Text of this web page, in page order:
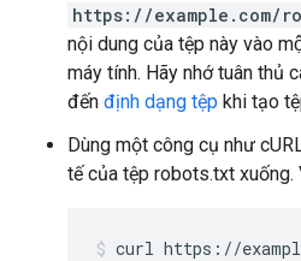
https://example.com/
nội dung của tệp này vào
máy tính. Hãy nhớ tuân thủ
đến định dạng tệp khi tạo
Dùng một công cụ như
tế của tệp robots.txt xuống.
curl https://